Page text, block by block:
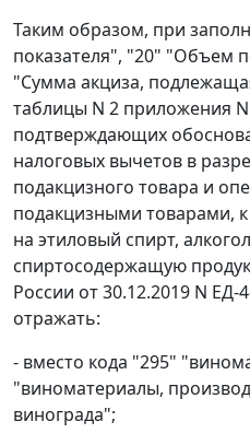
Таким образом, при
показателя", "20" "Объем
"Сумма акциза,
таблицы N 2 приложения
подтверждающих
налоговых вычетов в
подакцизного товара и
подакцизными товарами,
на этиловый спирт,
спиртосодержащую
России от 30.12.2019 N ЕД-
отражать:
- вместо кода "295"
"виноматериалы,
винограда";